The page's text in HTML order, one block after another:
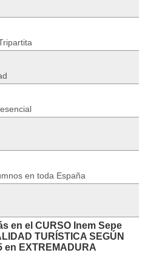
en toda España
en el CURSO Inem Sepe
TURÍSTICA SEGÚN
en EXTREMADURA